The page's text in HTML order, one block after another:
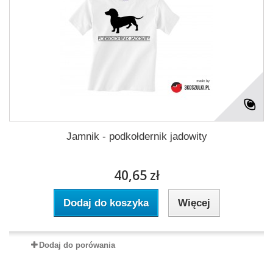
Jamnik - podkołdernik jadowity
40,65 zł
Dodaj do koszyka Więcej
Dodaj do porówania